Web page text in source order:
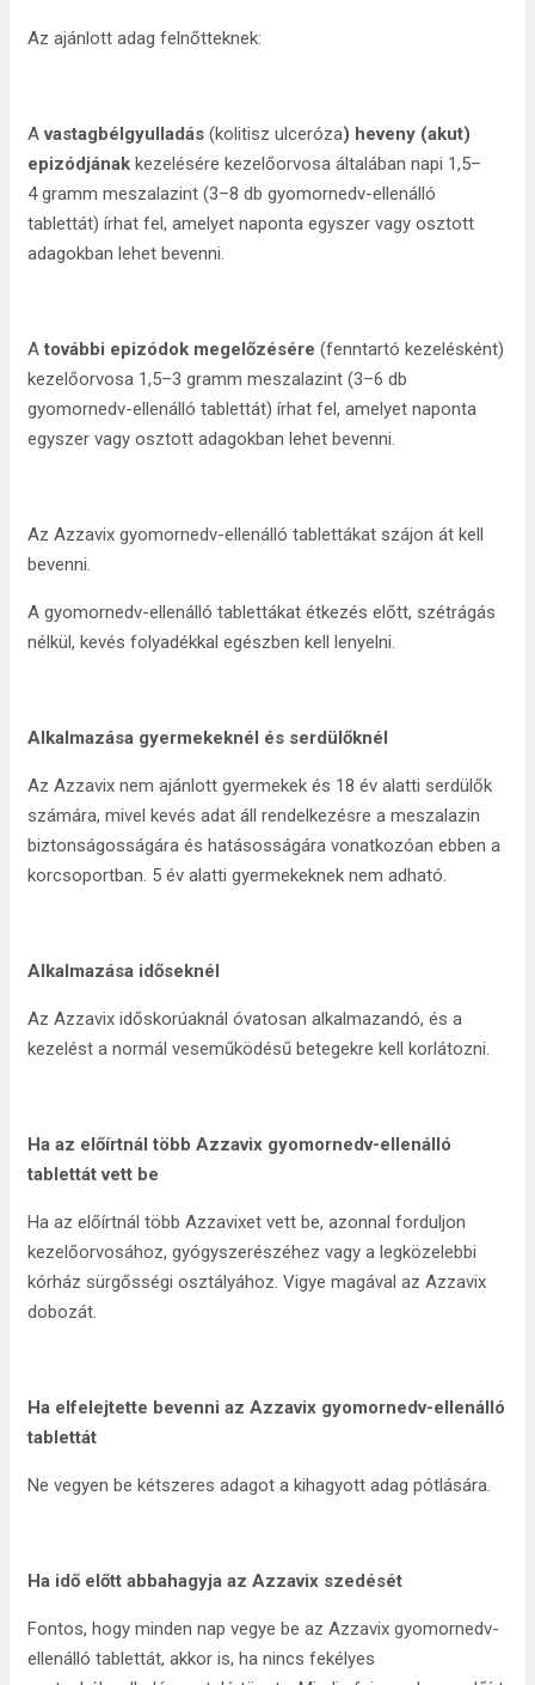
Az ajánlott adag felnőtteknek:
Avastagbélgyulladás (kolitisz ulceróza) heveny (akut)
epizódjának kezelésére kezelőorvosa általában napi 1,5–
4 gramm meszalazint (3–8 db gyomornedv-ellenálló
tablettát) írhat fel, amelyet naponta egyszer vagy osztott
adagokban lehet bevenni.
Atovábbi epizódok megelőzésére (fenntartó kezelésként)
kezelőorvosa 1,5–3 gramm meszalazint (3–6 db
gyomornedv-ellenálló tablettát) írhat fel, amelyet naponta
egyszer vagy osztott adagokban lehet bevenni.
Az Azzavix gyomornedv-ellenálló tablettákat szájon át kell
bevenni.
A gyomornedv-ellenálló tablettákat étkezés előtt, szétrágás
nélkül, kevés folyadékkal egészben kell lenyelni.
Alkalmazása gyermekeknél és serdülőknél
Az Azzavix nem ajánlott gyermekek és 18 év alatti serdülők
számára, mivel kevés adat áll rendelkezésre a meszalazin
biztonságosságára és hatásosságára vonatkozóan ebben a
korcsoportban. 5 év alatti gyermekeknek nem adható.
Alkalmazása időseknél
Az Azzavix időskorúaknál óvatosan alkalmazandó, és a
kezelést a normál veseműködésű betegekre kell korlátozni.
Ha az előírtnál több Azzavix gyomornedv-ellenálló
tablettát vett be
Ha az előírtnál több Azzavixet vett be, azonnal forduljon
kezelőorvosához, gyógyszerészéhez vagy a legközelebbi
kórház sürgősségi osztályához. Vigye magával az Azzavix
dobozát.
Ha elfelejtette bevenni az Azzavix gyomornedv-ellenálló
tablettát
Ne vegyen be kétszeres adagot a kihagyott adag pótlására.
Ha idő előtt abbahagyja az Azzavix szedését
Fontos, hogy minden nap vegye be az Azzavix gyomornedv-
ellenálló tablettát, akkor is, ha nincs fekélyes